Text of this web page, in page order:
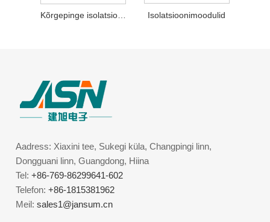
Kõrgepinge isolatsioonitrafo Isolatsioonimoodulid
Aadress: Xiaxini tee, Sukegi küla, Changpingi linn,
Dongguani linn, Guangdong, Hiina
Tel:+86-769-86299641-602
Telefon:+86-1815381962
Meil:sales1@jansum.cn